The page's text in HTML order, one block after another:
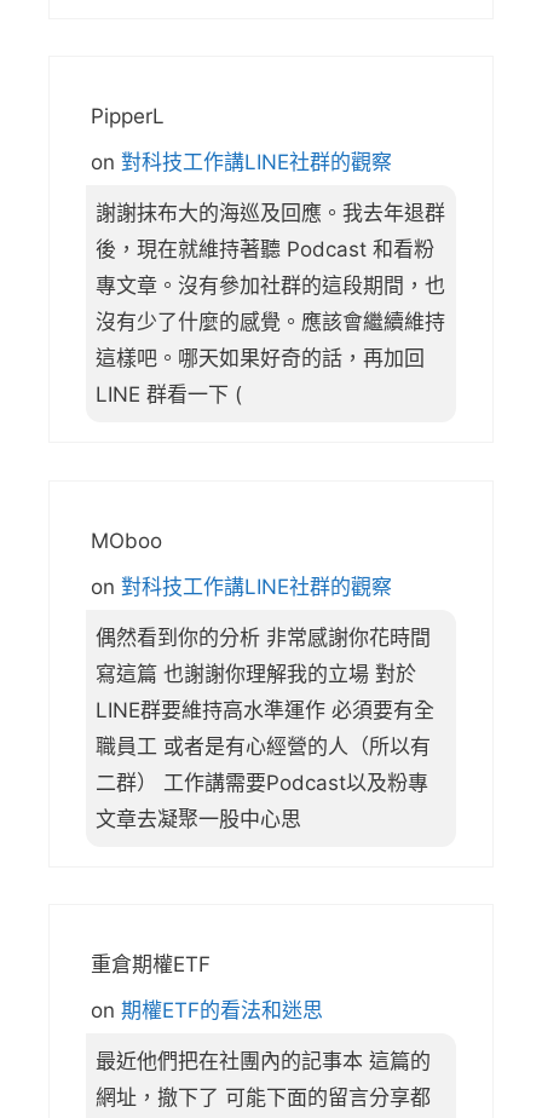
PipperL
on 對科技工作講LINE社群的觀察
謝謝抹布大的海巡及回應。我去年退群
後，現在就維持著聽 Podcast 和看粉
專文章。沒有參加社群的這段期間，也
沒有少了什麼的感覺。應該會繼續維持
這樣吧。哪天如果好奇的話，再加回
LINE 群看一下 (
MOboo
on 對科技工作講LINE社群的觀察
偶然看到你的分析 非常感謝你花時間
寫這篇 也謝謝你理解我的立場 對於
LINE群要維持高水準運作 必須要有全
職員工 或者是有心經營的人（所以有
二群） 工作講需要Podcast以及粉專
文章去凝聚一股中心思
重倉期權ETF
on 期權ETF的看法和迷思
最近他們把在社團內的記事本 這篇的
網址，撤下了 可能下面的留言分享都